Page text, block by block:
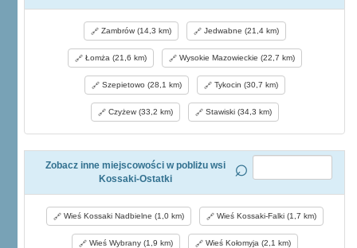
Zambrów (14,3 km) Jedwabne (21,4 km)
Łomża (21,6 km) Wysokie Mazowieckie (22,7 km)
Szepietowo (28,1 km) Tykocin (30,7 km)
Czyżew (33,2 km) Stawiski (34,3 km)
Zobacz inne miejscowości w pobliżu wsi
Kossaki-Ostatki
Wieś Kossaki Nadbielne (1,0 km) Wieś Kossaki-Falki (1,7 km)
Wieś Wybrany (1,9 km) Wieś Kołomyja (2,1 km)